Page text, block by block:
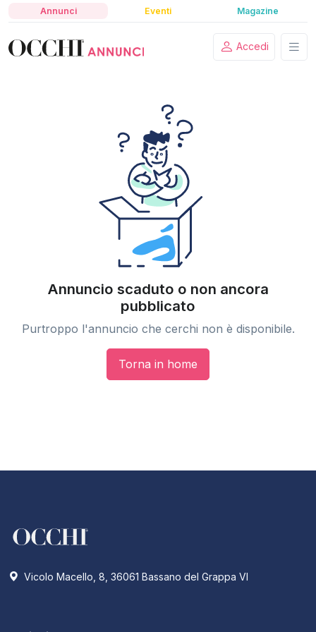
Annunci Eventi Magazine
Accedi
Annuncio scaduto o non ancora
pubblicato
Purtroppo l'annuncio che cerchi non è disponibile.
Torna in home
Vicolo Macello, 8, 36061 Bassano del Grappa VI